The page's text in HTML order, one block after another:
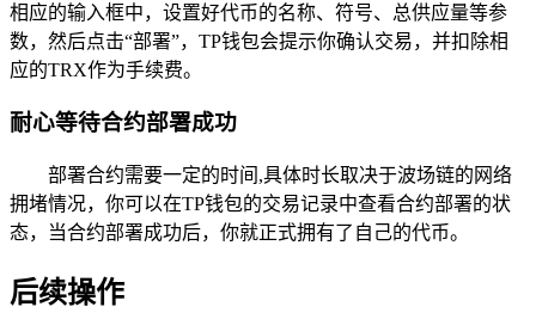
相应的输入框中，设置好代币的名称、符号、总供应量等参
数，然后点击“部署”，TP钱包会提示你确认交易，并扣除相
应的TRX作为手续费。
耐心等待合约部署成功
部署合约需要一定的时间,具体时长取决于波场链的网络
拥堵情况，你可以在TP钱包的交易记录中查看合约部署的状
态，当合约部署成功后，你就正式拥有了自己的代币。
后续操作